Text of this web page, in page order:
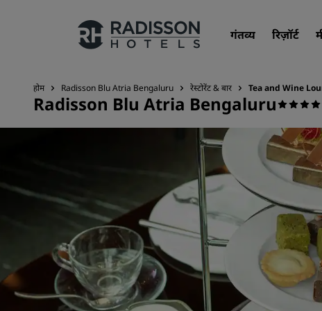
गंतव्य रिज़ॉर्ट
हमारे ब्रांड
होम Radisson Blu Atria Bengaluru रेस्टोरेंट & बार Tea and Wine
Radisson Blu Atria Bengaluru